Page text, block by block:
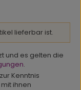
lieferbar ist.
und es gelten die
.
zur Kenntnis
ihnen